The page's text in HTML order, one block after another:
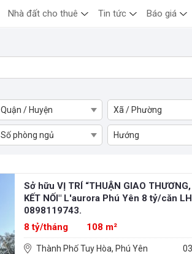
Sở hữu VỊ TRÍ “THUẬN GIAO
KẾT NỐI" L'aurora Phú Yên 8 tỷ/căn LH
0898119743.
8 tỷ/tháng
108 m²
Thành Phố Tuy Hòa, Phú Yên
Quận / Huyện Xã / Phường
Số phòng ngủ Hướng
Nhà đất cho thuê Tin tức Báo giá